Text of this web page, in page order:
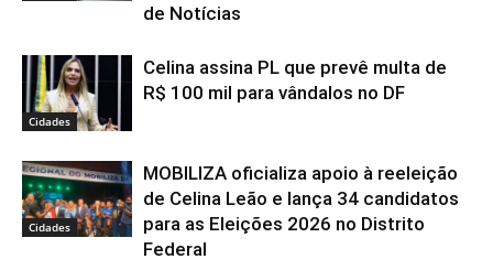
de Notícias
Cidades
Celina assina PL que prevê multa de
R$ 100 mil para vândalos no DF
Cidades
MOBILIZA oficializa apoio à reeleição
de Celina Leão e lança 34 candidatos
para as Eleições 2026 no Distrito
Federal